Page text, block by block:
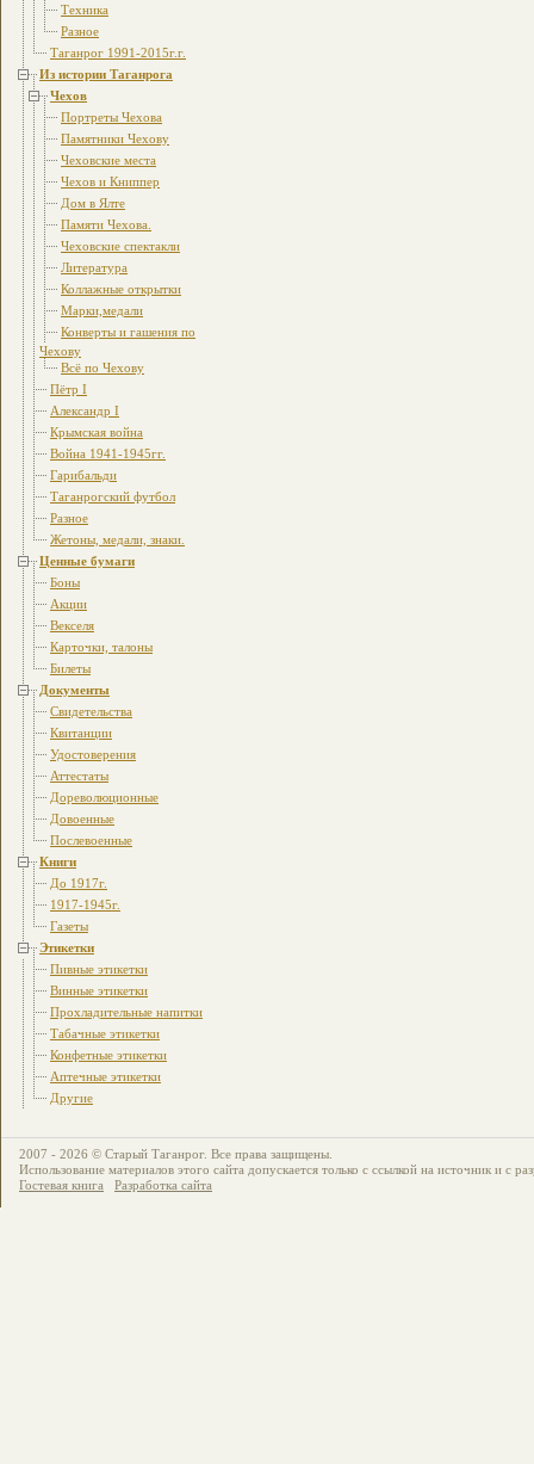
Техника
Разное
Таганрог 1991-2015г.г.
Из истории Таганрога
Чехов
Портреты Чехова
Памятники Чехову
Чеховские места
Чехов и Книппер
Дом в Ялте
Памяти Чехова.
Чеховские спектакли
Литература
Коллажные открытки
Марки,медали
Конверты и гашения по
Чехову
Всё по Чехову
Пётр I
Александр I
Крымская война
Война 1941-1945гг.
Гарибальди
Таганрогский футбол
Разное
Жетоны, медали, знаки.
Ценные бумаги
Боны
Акции
Векселя
Карточки, талоны
Билеты
Документы
Свидетельства
Квитанции
Удостоверения
Аттестаты
Дореволюционные
Довоенные
Послевоенные
Книги
До 1917г.
1917-1945г.
Газеты
Этикетки
Пивные этикетки
Винные этикетки
Прохладительные напитки
Табачные этикетки
Конфетные этикетки
Аптечные этикетки
Другие
2007 - 2026 © Старый Таганрог. Все права защищены.
Использование материалов этого сайта допускается только с ссылкой на источник и с
Гостевая книга
Разработка сайта